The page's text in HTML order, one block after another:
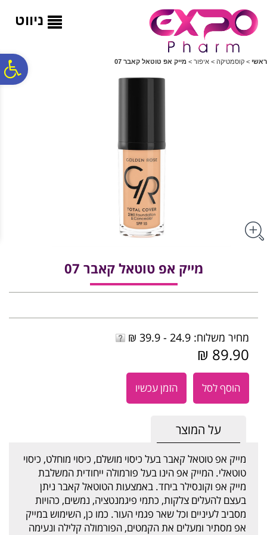
ניווט
ראשי > קוסמטיקה > איפור > מייק אפ טוטאל קאבר 07
מייק אפ טוטאל קאבר 07
מחיר משלוח: 24.9 - 39.9 ₪
89.90 ₪
הוסף לסל הזמן עכשיו
על המוצר
מייק אפ טוטאל קאבר בעל כיסוי מושלם, כיסוי מוחלט, כיסוי
טוטאלי. המייק אפ הינו בעל פורמולה ייחודית המשלבת
מייק אפ וקונסילר ביחד. באמצעות הטוטאל קאבר ניתן
בעצם להעלים צלקות, כתמי פיגמנטציה, נמשים, כהויות
מסביב לעיניים וכל שאר פגמי העור. כמו כן, השימוש במייק
אפ מסתיר ומעלים את הקמטים, הפורמולה קלילה ונעימה